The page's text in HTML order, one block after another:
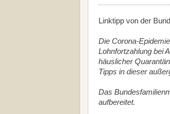
Linktipp von der
Die Corona-
Lohnfortzahlung bei
häuslicher
Tipps in dieser
Das
aufbereitet.